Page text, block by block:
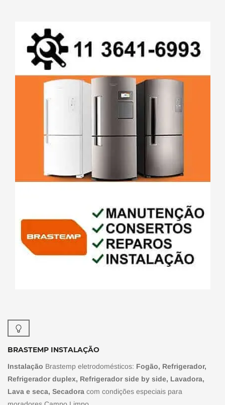
BRASTEMP INSTALAÇÃO
Instalação Brastemp eletrodomésticos: Fogão, Refrigerador,
Refrigerador duplex, Refrigerador side by side, Lavadora,
Lava e seca, Secadora com condições especiais para